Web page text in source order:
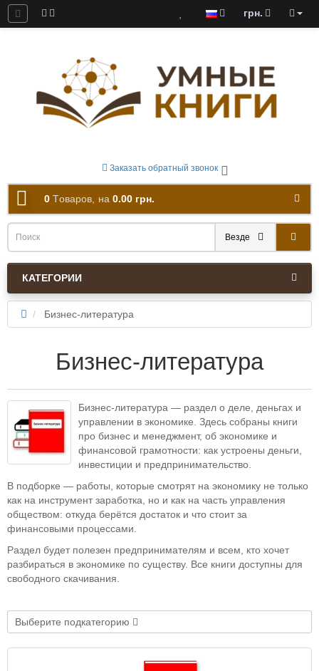
грн.
Заказать обратный звонок
0 Tоваров, на 0.00 грн.
Везде
КАТЕГОРИИ
Бизнес-литература
Бизнес-литература
Бизнес-литература — раздел о деле, деньгах и
управлении в экономике. Здесь собраны книги
про бизнес и менеджмент, об экономике и
финансовой грамотности: как устроены деньги,
инвестиции и предпринимательство.
В подборке — работы, которые смотрят на экономику не только
как на инструмент заработка, но и как на часть управления
обществом: откуда берётся достаток и что стоит за
финансовыми процессами.
Раздел будет полезен предпринимателям и всем, кто хочет
разбираться в экономике по существу. Все книги доступны для
свободного скачивания.
Выберите подкатегорию